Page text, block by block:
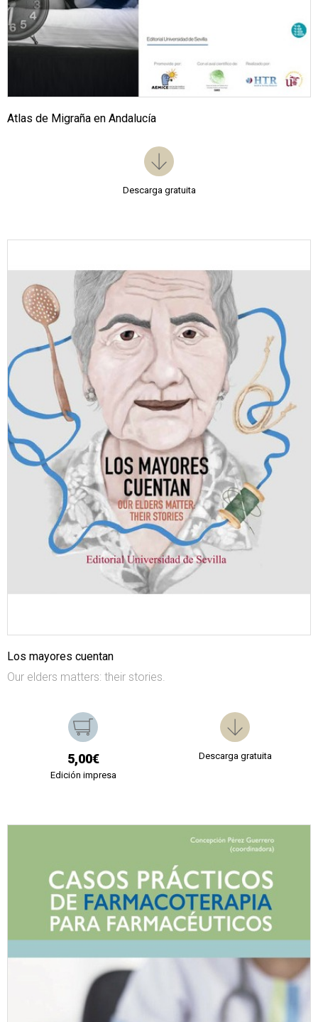
Atlas de Migraña en Andalucía
Descarga gratuita
Los mayores cuentan
Our elders matters: their stories.
5,00€
Edición impresa
Descarga gratuita